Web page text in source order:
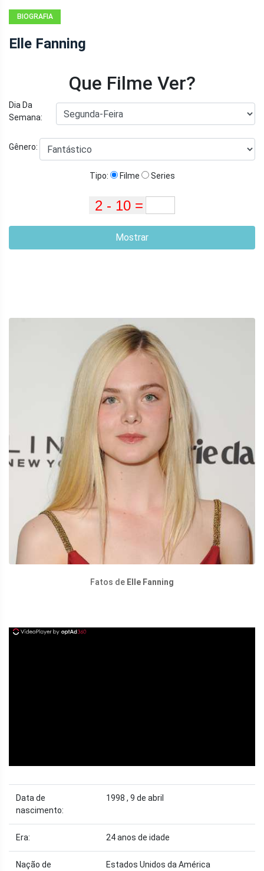
BIOGRAFIA
Elle Fanning
Que Filme Ver?
Dia Da
Semana:
Gênero:
Tipo: Filme Series
Mostrar
Fatos de Elle Fanning
Data de
nascimento:
1998 , 9 de abril
Era: 24 anos de idade
Nação de
Estados Unidos da América